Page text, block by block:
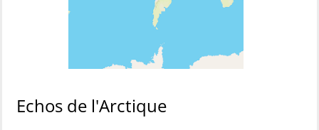
Echos de l'Arctique